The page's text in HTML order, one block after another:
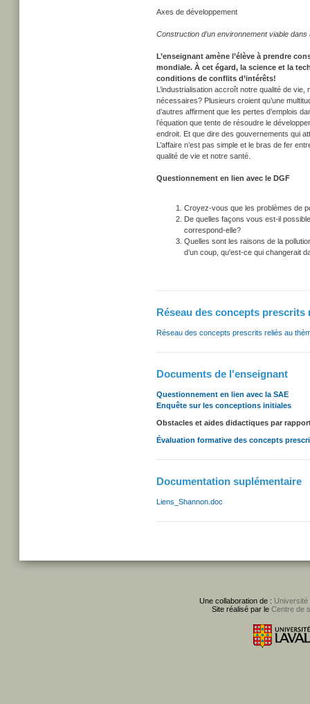
Axes de développement
Construction d’un environnement viable
L’enseignant amène l’élève à prendre
mondiale. À cet égard, la science et la
conditions de conflits d’intérêts!
L’industrialisation accroît notre qualité de
nécessaires? Plusieurs croient qu’une
d’autres affirment que les pertes d’emplois
l’équation que tente de résoudre le
endroit. Et que dire des gouvernements qui
L’affaire n’est pas simple et le bras de fer
qualité de vie et notre santé.
Questionnement en lien avec le DGF
Croyez-vous que les problèmes de
De quelles façons vous est-il
correspond-elle?
Quelles sont les raisons de la
d’un coup, qu'est-ce qui changerait
Réseau des concepts prescrits
Réseau des concepts prescrits reliés au
Documents de l'enseignant
Questionnement en lien avec la SAE
Enquête sur les conceptions initiales
Obstacles et aides didactiques par
Évaluation formative des concepts
Documentation suplémentaire
Liens_Shannon.doc
Une collaboration de : Université
Site réalisé par le Centre de